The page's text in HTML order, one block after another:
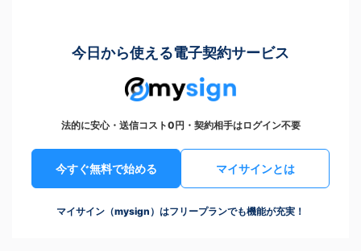
今日から使える電子契約サービス
法的に安心・送信コスト0円・契約相手はログイン不要
今すぐ無料で始める マイサインとは
マイサイン（mysign）はフリープランでも機能が充実！